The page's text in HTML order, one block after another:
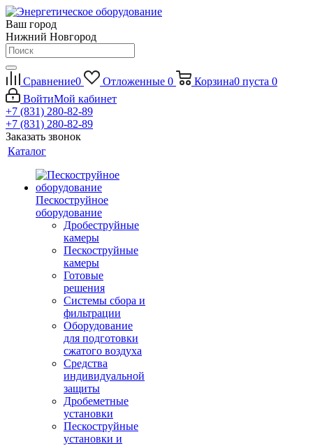
Ваш город
Нижний Новгород
Сравнение0 Отложенные 0 Корзина0 пуста 0
ВойтиМой кабинет
+7 (831) 280-82-89
+7 (831) 280-82-89
Заказать звонок
Каталог
Пескоструйное
оборудование
Дробеструйные
камеры
Пескоструйные
камеры
Готовые
решения
Системы сбора и
фильтрации
Оборудование
для подготовки
сжатого воздуха
Средства
индивидуальной
защиты
Дробеметные
установки
Пескоструйные
установки и